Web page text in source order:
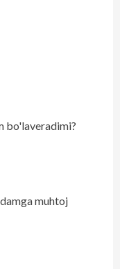
bo'laveradimi?
muhtoj